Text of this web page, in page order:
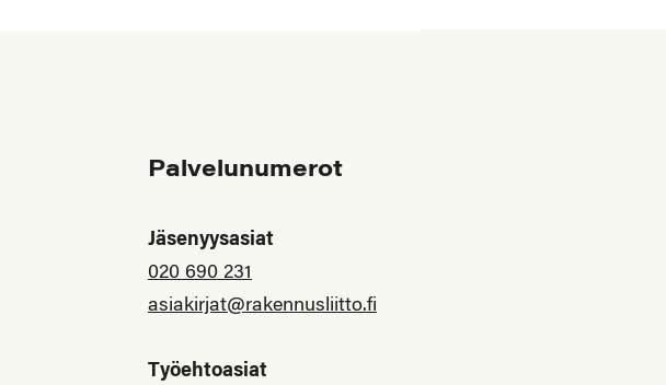
Palvelunumerot
Jäsenyysasiat
020 690 231
asiakirjat@rakennusliitto.fi
Työehtoasiat